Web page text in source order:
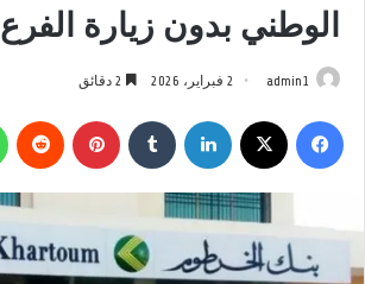
الوطني بدون زيارة الفرع
admin1 2 فبراير، 2026
فيسبوك لينكدإن بينتيريست